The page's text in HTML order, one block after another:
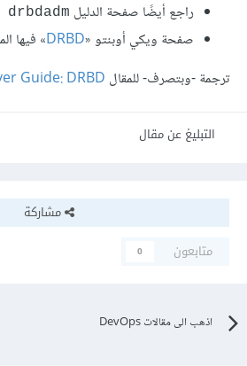
راجع أيضًا صفحة الدليل drbdadm
صفحة ويكي أوبنتو «DRBD» فيها
ترجمة -وبتصرف- للمقال Guide: DRBD
التبليغ عن مقال
مشاركة
متابعون
0
اذهب الى مقالات DevOps